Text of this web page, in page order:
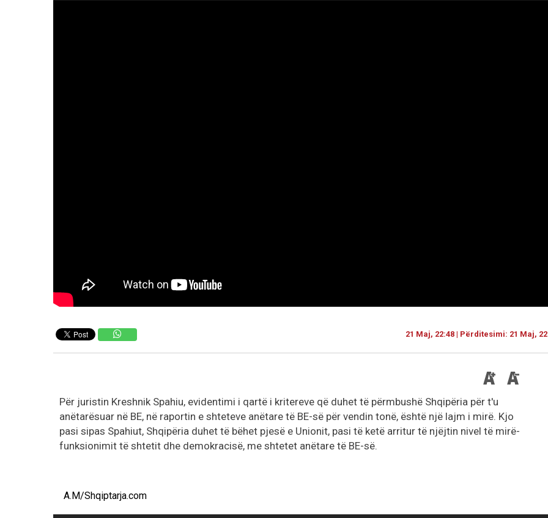
21 Maj, 22:48 | Përditesimi: 21 Maj,
Për juristin Kreshnik Spahiu, evidentimi i qartë i kritereve që duhet të përmbushë Shqipëria për t'u
anëtarësuar në BE, në raportin e shteteve anëtare të BE-së për vendin tonë, është një lajm i mirë. Kjo
pasi sipas Spahiut, Shqipëria duhet të bëhet pjesë e Unionit, pasi të ketë arritur të njëjtin nivel të mirë-
funksionimit të shtetit dhe demokracisë, me shtetet anëtare të BE-së.
A.M/Shqiptarja.com